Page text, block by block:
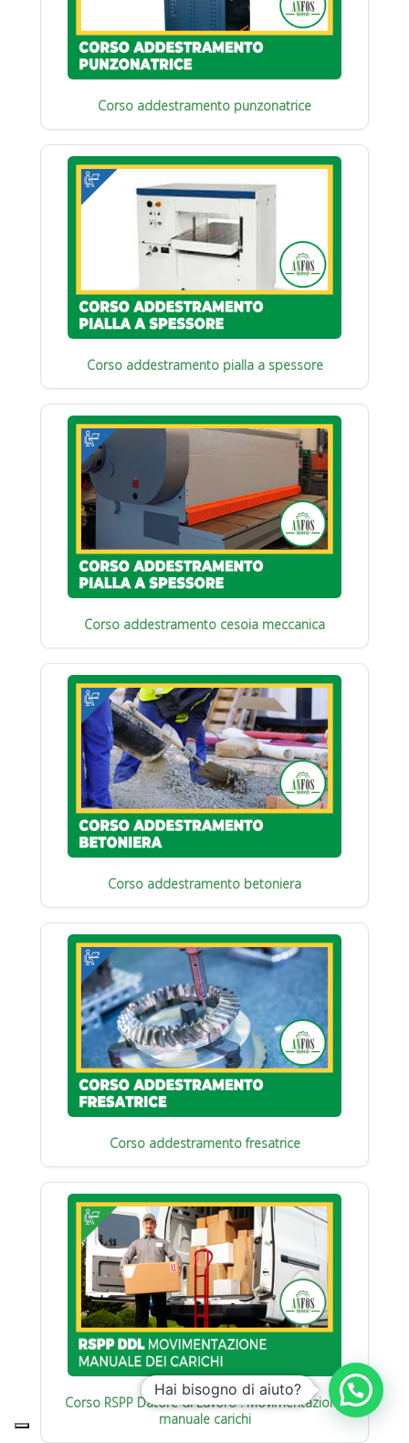
Corso addestramento punzonatrice
Corso addestramento pialla a spessore
Corso addestramento cesoia meccanica
Corso addestramento betoniera
Corso addestramento fresatrice
Corso RSPP Datore di Lavoro : Movimentazione
manuale carichi
Hai bisogno di aiuto?